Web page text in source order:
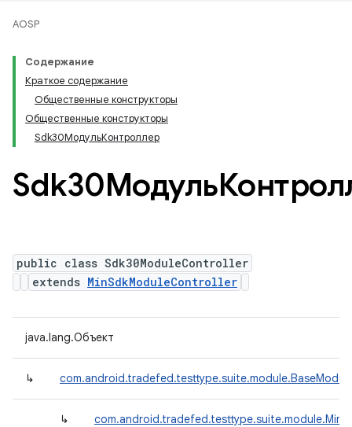
AOSP
Содержание
Краткое содержание
Общественные конструкторы
Общественные конструкторы
Sdk30МодульКонтроллер
public class Sdk30ModuleController
extends MinSdkModuleController
java.lang.Объект
↳
↳